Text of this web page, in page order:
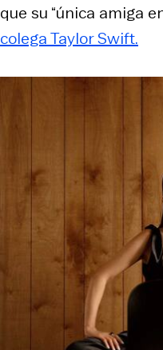
que su “única amiga
colega Taylor Swift.